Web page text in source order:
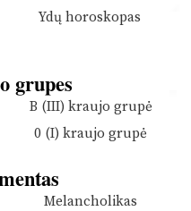
Ydų horoskopas
grupes
B (III) kraujo grupė
0 (I) kraujo grupė
Melancholikas